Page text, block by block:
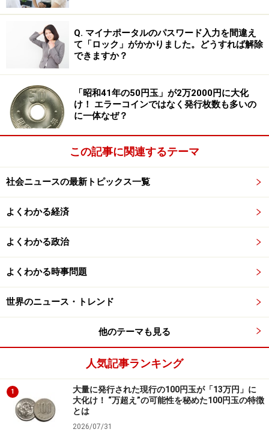
こうした意味で、中国では国家規模の大きな国民選挙が
行われることはありません。また、低い級の代表大会に
は、指導政党である共産党が深く介入しているので、選
挙選が活発になることはありません。
その他、全人代には香港・マカオの特別行政区の代表、
少数民族の代表、人民解放軍の代表が加わります。およ
そ3000名の代表によって、全人代は構成されています。
ラバースタンプからチェック機関へ
「中国の国会」とはいえ、全人代はかつては名目的な機
関とされていました。
つまり、指導政党である中国共産党の決定事項につい
て、単に承認の判子を押すだけの機関、「ラバースタン
プ」であると、よく批判されていました。
しかし、中国で格差問題が深刻化したり、共産党幹部の
汚職問題などによる国民の不満が高まりはじめている現
在、全人代をしっかりした「チェック機関」にすべきだ
という動きもみられつつあります。
2007年から施行されることになった「監督法」では、全
Q. マイナポータルのパスワード入力を間違え
て「ロック」がかかりました。どうすれば解除
できますか？
「昭和41年の50円玉」が2万2000円に大化
け！ エラーコインではなく発行枚数も多いの
に一体なぜ？
この記事に関連するテーマ
社会ニュースの最新トピックス一覧
よくわかる経済
よくわかる政治
よくわかる時事問題
世界のニュース・トレンド
他のテーマも見る
人気記事ランキング
1
大量に発行された現行の100円玉が「13万円」に
大化け！ “万超え”の可能性を秘めた100円玉の特徴
とは
2026/07/31